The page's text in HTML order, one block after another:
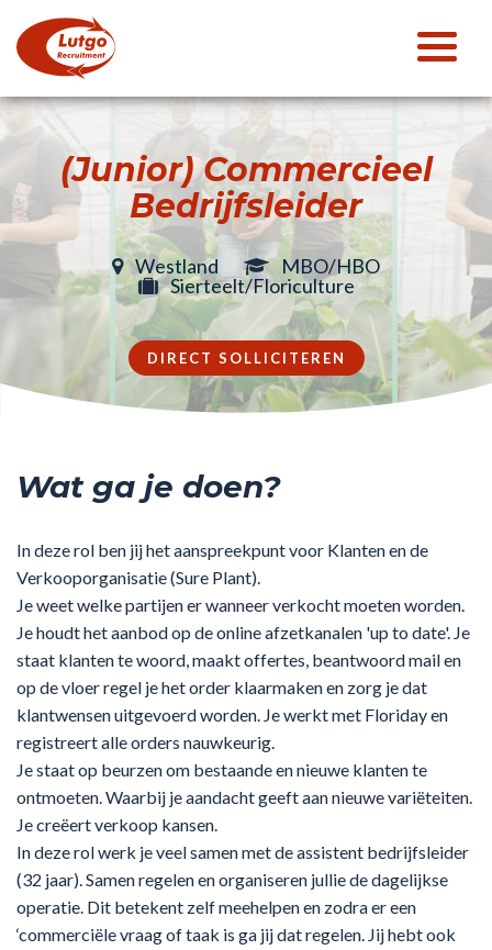
(Junior) Commercieel
Bedrijfsleider
Westland
MBO/HBO
Sierteelt/Floriculture
DIRECT SOLLICITEREN
Wat ga je doen?
In deze rol ben jij het aanspreekpunt voor Klanten en de
Verkooporganisatie (Sure Plant).
Je weet welke partijen er wanneer verkocht moeten worden.
Je houdt het aanbod op de online afzetkanalen 'up to date'. Je
staat klanten te woord, maakt offertes, beantwoord mail en
op de vloer regel je het order klaarmaken en zorg je dat
klantwensen uitgevoerd worden. Je werkt met Floriday en
registreert alle orders nauwkeurig.
Je staat op beurzen om bestaande en nieuwe klanten te
ontmoeten. Waarbij je aandacht geeft aan nieuwe variëteiten.
Je creëert verkoop kansen.
In deze rol werk je veel samen met de assistent bedrijfsleider
(32 jaar). Samen regelen en organiseren jullie de dagelijkse
operatie. Dit betekent zelf meehelpen en zodra er een
‘commerciële vraag of taak is ga jij dat regelen. Jij hebt ook